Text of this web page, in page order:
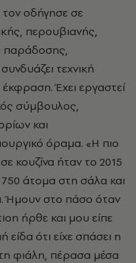
οδήγησε σε
περουβιανής,
παράδοσης,
τεχνική
έκφραση. Έχει εργαστεί
σύμβουλος,
και
όραμα. «Η πιο
κουζίνα ήταν το 2015
άτομα στη σάλα και
Ήμουν στο πάσο όταν
ήρθε και μου είπε
είδα ότι είχε σπάσει η
φιάλη, πέρασα μέσα